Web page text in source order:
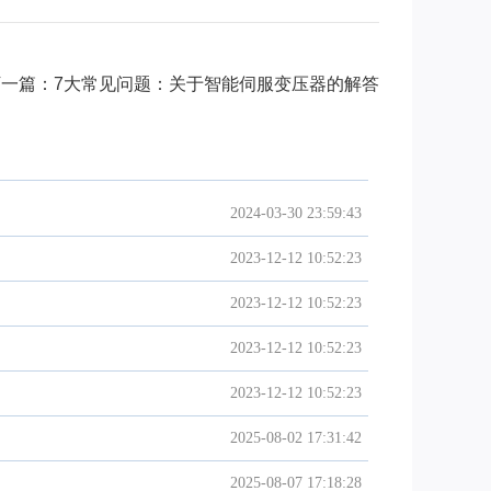
篇：7大常见问题：关于智能伺服变压器的解答
2024-03-30 23:59:43
2023-12-12 10:52:23
2023-12-12 10:52:23
2023-12-12 10:52:23
2023-12-12 10:52:23
2025-08-02 17:31:42
2025-08-07 17:18:28